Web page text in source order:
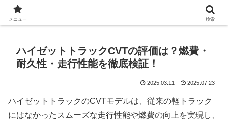
ハイゼットトラックCVTの評価は？燃費・
耐久性・走行性能を徹底検証！
2025.03.11 2025.07.23
ハイゼットトラックのCVTモデルは、従来の軽トラック
にはなかったスムーズな走行性能や燃費の向上を実現し、
メニュー 検索